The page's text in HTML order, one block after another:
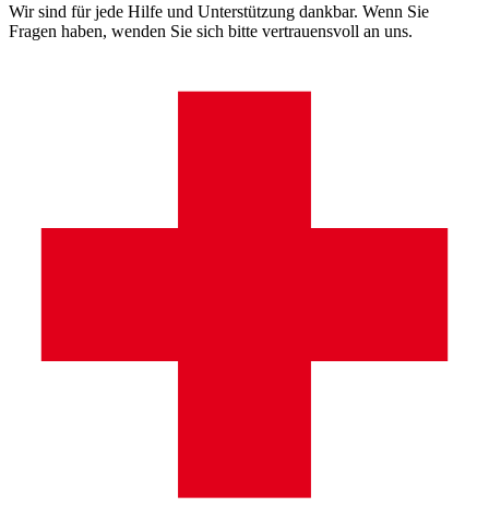
Wir sind für jede Hilfe und Unterstützung dankbar. Wenn Sie
Fragen haben, wenden Sie sich bitte vertrauensvoll an uns.